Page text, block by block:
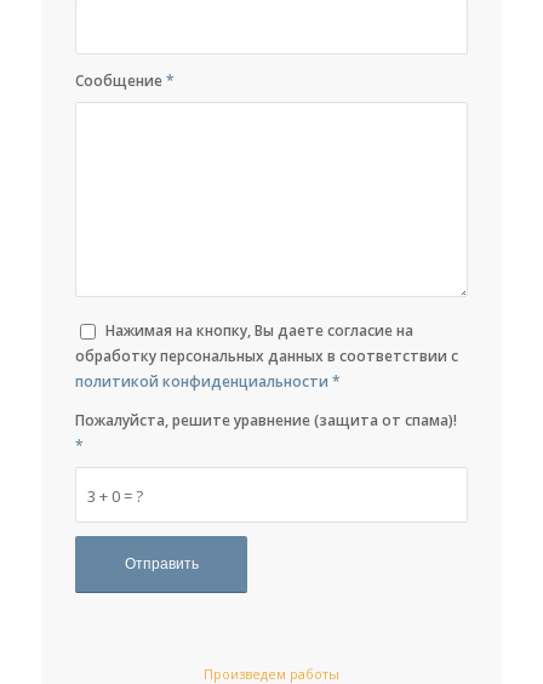
Сообщение*
Нажимая на кнопку, Вы даете согласие на
обработку персональных данных в соответствии с
политикой конфиденциальности *
3 + 0 = ?
Пожалуйста, решите уравнение (защита от спама)!
*
Произведем работы